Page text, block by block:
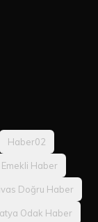
Haber02
Emekli Haber
Doğru Haber
Odak Haber